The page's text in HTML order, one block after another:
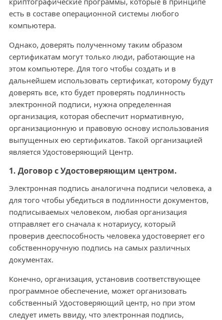
есть в составе операционной системы любого
компьютера.
Однако, доверять полученному таким образом
сертификатам могут только люди, работающие на
этом компьютере. Для того чтобы создать и в
дальнейшем использовать сертификат, которому будут
доверять все, кто будет проверять подлинность
электронной подписи, нужна определенная
организация, которая обеспечит нормативную,
организационную и правовую основу использования
выпущенных ею сертификатов. Такой организацией
является Удостоверяющий Центр.
1. Договор с Удостоверяющим центром.
Электронная подпись аналогична подписи человека, а
для того чтобы убедиться в подлинности документов,
подписываемых человеком, любая организация
отправляет его сначала к нотариусу, который
проверив дееспособность человека удостоверяет его
собственноручную подпись на самых различных
документах.
Конечно, организация, установив соответствующее
программное обеспечение, может организовать
собственный Удостоверяющий центр, но при этом
следует иметь ввиду, что электронная подпись,